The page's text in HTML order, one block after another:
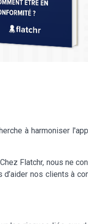
à harmoniser
Flatchr, nous ne
nos clients à